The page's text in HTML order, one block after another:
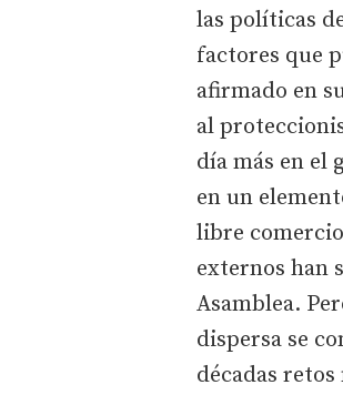
las políticas
factores que
afirmado en
al
día más en el
en un
libre
externos han
Asamblea.
dispersa se
décadas